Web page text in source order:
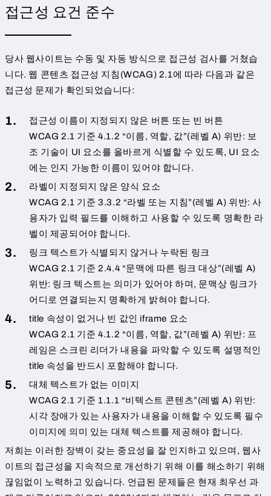
접근성 요건 준수
당사 웹사이트는 수동 및 자동 방식으로 접근성 검사를 거쳤습
니다. 웹 콘텐츠 접근성 지침(WCAG) 2.1에 따라 다음과 같은
접근성 문제가 확인되었습니다:
접근성 이름이 지정되지 않은 버튼 또는 빈 버튼
WCAG 2.1 기준 4.1.2 “이름, 역할, 값”(레벨 A) 위반: 보
조 기술이 UI 요소를 올바르게 식별할 수 있도록, UI 요소
에는 인지 가능한 이름이 있어야 합니다.
라벨이 지정되지 않은 양식 요소
WCAG 2.1 기준 3.3.2 “라벨 또는 지침”(레벨 A) 위반: 사
용자가 입력 필드를 이해하고 사용할 수 있도록 명확한 라
벨이 제공되어야 합니다.
링크 텍스트가 식별되지 않거나 누락된 링크
WCAG 2.1 기준 2.4.4 “문맥에 따른 링크 대상”(레벨 A)
위반: 링크 텍스트는 의미가 있어야 하며, 문맥상 링크가
어디로 연결되는지 명확하게 밝혀야 합니다.
title 속성이 없거나 빈 값인 iframe 요소
WCAG 2.1 기준 4.1.2 “이름, 역할, 값”(레벨 A) 위반: 프
레임은 스크린 리더가 내용을 파악할 수 있도록 설명적인
title 속성을 반드시 포함해야 합니다.
대체 텍스트가 없는 이미지
WCAG 2.1 기준 1.1.1 “비텍스트 콘텐츠”(레벨 A) 위반:
시각 장애가 있는 사용자가 내용을 이해할 수 있도록 필수
이미지에 의미 있는 대체 텍스트를 제공해야 합니다.
저희는 이러한 장벽이 갖는 중요성을 잘 인지하고 있으며, 웹사
이트의 접근성을 지속적으로 개선하기 위해 이를 해소하기 위해
끊임없이 노력하고 있습니다. 언급된 문제들은 현재 최우선 과